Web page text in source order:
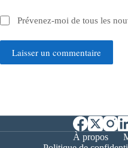
Prévenez-moi de tous les
Laisser un commentaire
À propos